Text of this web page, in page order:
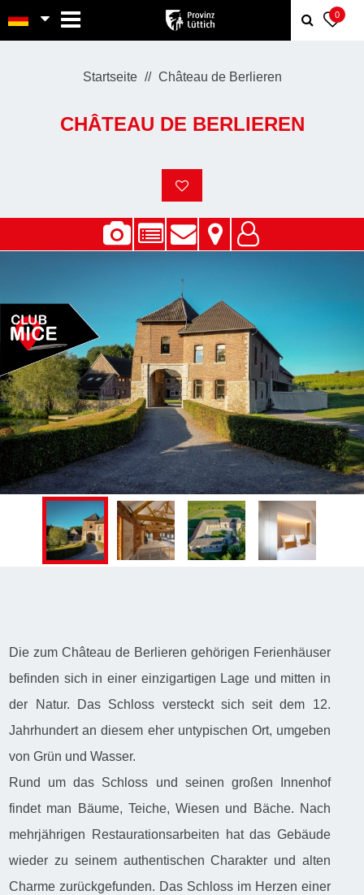
0
Startseite Château de Berlieren
CHÂTEAU DE BERLIEREN
Die zum Château de Berlieren gehörigen Ferienhäuser
befinden sich in einer einzigartigen Lage und mitten in
der Natur. Das Schloss versteckt sich seit dem 12.
Jahrhundert an diesem eher untypischen Ort, umgeben
von Grün und Wasser.
Rund um das Schloss und seinen großen Innenhof
findet man Bäume, Teiche, Wiesen und Bäche. Nach
mehrjährigen Restaurationsarbeiten hat das Gebäude
wieder zu seinem authentischen Charakter und alten
Charme zurückgefunden. Das Schloss im Herzen einer